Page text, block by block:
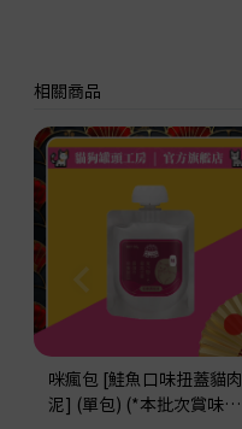
咪瘋包 [鮭魚口味扭蓋貓肉
泥] (單包) (*本批次賞味期
相關商品